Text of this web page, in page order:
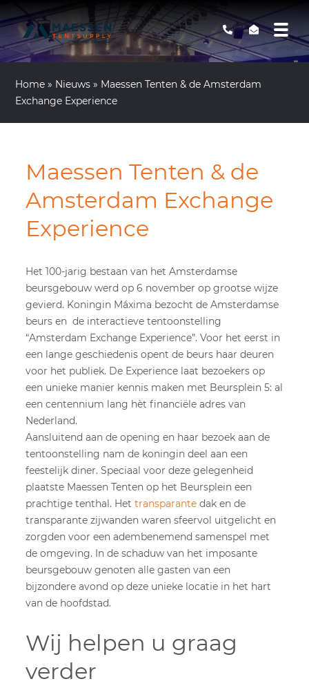
Home » Nieuws » Maessen Tenten & de Amsterdam
Exchange Experience
Maessen Tenten & de
Amsterdam Exchange
Experience
Het 100-jarig bestaan van het Amsterdamse
beursgebouw werd op 6 november op grootse wijze
gevierd. Koningin Máxima bezocht de Amsterdamse
beurs en de interactieve tentoonstelling
“Amsterdam Exchange Experience”. Voor het eerst in
een lange geschiedenis opent de beurs haar deuren
voor het publiek. De Experience laat bezoekers op
een unieke manier kennis maken met Beursplein 5: al
een centennium lang hèt financiële adres van
Nederland.
Aansluitend aan de opening en haar bezoek aan de
tentoonstelling nam de koningin deel aan een
feestelijk diner. Speciaal voor deze gelegenheid
plaatste Maessen Tenten op het Beursplein een
prachtige tenthal. Hettransparantedak en de
transparante zijwanden waren sfeervol uitgelicht en
zorgden voor een adembenemend samenspel met
de omgeving. In de schaduw van het imposante
beursgebouw genoten alle gasten van een
bijzondere avond op deze unieke locatie in het hart
van de hoofdstad.
Wij helpen u graag
verder